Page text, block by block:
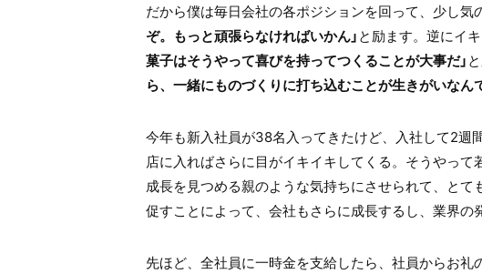
だから僕は毎日会社の各ポジションを回って、少し気
ぞ。もっと頑張らなければいかん」と励ます。逆にイ
菓子はそうやって喜びを持ってつくることが大事だ」
ら、一緒にものづくりに打ち込むことが生きがいなん
今年も新入社員が38名入ってきたけど、入社して2週
店に入ればさらに目がイキイキしてくる。そうやっ
成長を見つめる親のような気持ちにさせられて、と
促すことによって、会社もさらに成長するし、業界の
先ほど、全社員に一時金を支給したら、社員からお